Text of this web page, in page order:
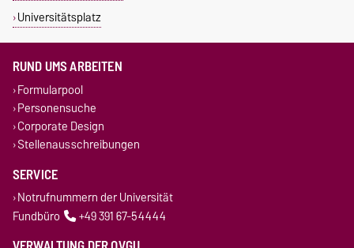
Universitätsplatz
RUND UMS ARBEITEN
Formularpool
Personensuche
Corporate Design
Stellenausschreibungen
SERVICE
Notrufnummern der Universität
Fundbüro
+49 391 67-54444